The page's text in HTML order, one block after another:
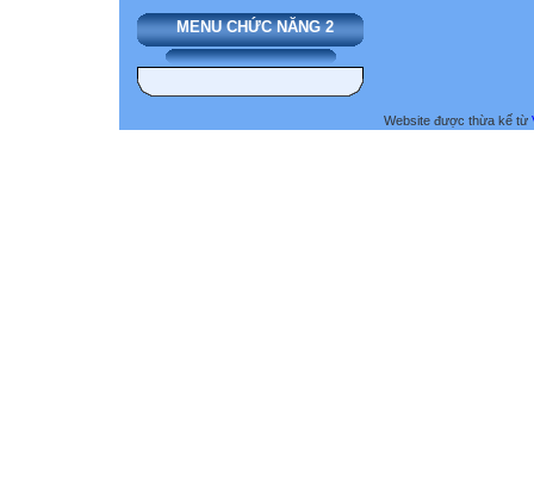
MENU CHỨC NĂNG 2
Website được thừa kế từ